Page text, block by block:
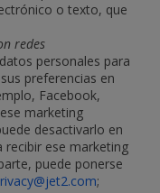
o texto, que
redes
personales para
preferencias en
Facebook,
marketing
desactivarlo en
recibir ese marketing
puede ponerse
;